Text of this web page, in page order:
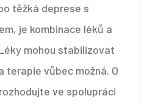
těžká deprese s
je kombinace léků a
mohou stabilizovat
terapie vůbec možná. O
ve spolupráci